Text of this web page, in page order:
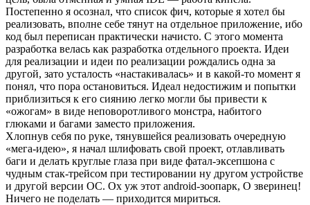
Постепенно я осознал, что список фич, которые я хотел бы
реализовать, вполне себе тянут на отдельное приложение, ибо
код был переписан практически начисто. С этого момента
разработка велась как разработка отдельного проекта. Идеи
для реализации и идеи по реализации рождались одна за
другой, зато усталость «настакивалась» и в какой-то момент я
понял, что пора остановиться. Идеал недостижим и попытки
приблизиться к его сиянию легко могли бы привести к
«ожогам» в виде неповоротливого монстра, набитого
глюками и багами заместо приложения.
Хлопнув себя по руке, тянувшейся реализовать очередную
«мега-идею», я начал шлифовать свой проект, отлавливать
баги и делать круглые глаза при виде фатал-эксепшона с
чудным стак-трейсом при тестировании ну другом устройстве
и другой версии ОС. Ох уж этот android-зоопарк, О зверинец!
Ничего не поделать — приходится мириться.